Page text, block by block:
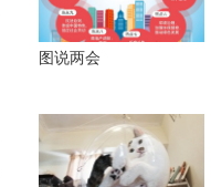
图说两会